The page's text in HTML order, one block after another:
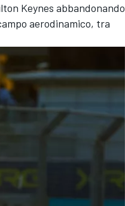
Keynes abbandonando
aerodinamico, tra